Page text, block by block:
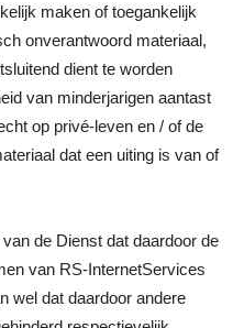
maken of toegankelijk
onverantwoord materiaal,
dient te worden
van minderjarigen aantast
op privé-leven en / of de
dat een uiting is van of
de Dienst dat daardoor de
van RS-InternetServices
wel dat daardoor andere